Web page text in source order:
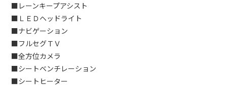
■レーンキープアシスト
■ＬＥＤヘッドライト
■ナビゲーション
■フルセグＴＶ
■全方位カメラ
■シートベンチレーション
■シートヒーター